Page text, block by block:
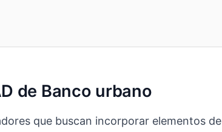
de Banco urbano
que buscan incorporar elementos de